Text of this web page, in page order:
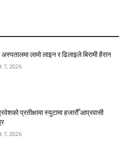
लामो लाइन र ढिलाइले बिरामी हैरान
7, 2026
प्रतीक्षामा स्युटामा हजारौँ आप्रवासी
7, 2026